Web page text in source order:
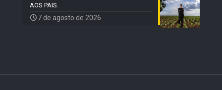
AOS PAIS.
7 de agosto de 2026